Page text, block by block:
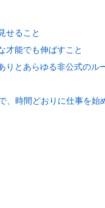
ること
能でも伸ばすこと
とあらゆる非公式のル
時間どおりに仕事を始